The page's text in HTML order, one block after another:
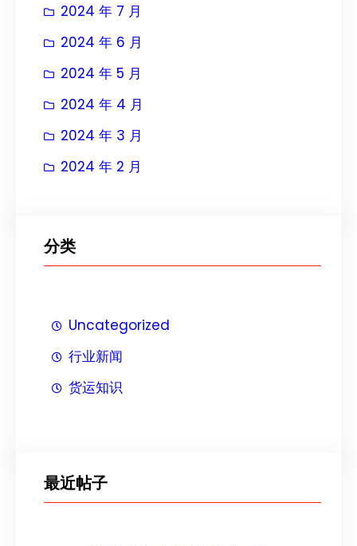
2024 年 7 月
2024 年 6 月
2024 年 5 月
2024 年 4 月
2024 年 3 月
2024 年 2 月
分类
Uncategorized
行业新闻
货运知识
最近帖子